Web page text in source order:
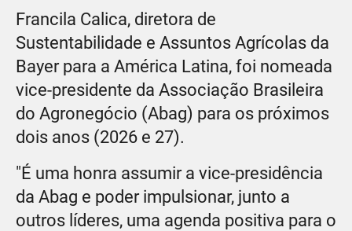
Francila Calica, diretora de
Sustentabilidade e Assuntos Agrícolas da
Bayer para a América Latina, foi nomeada
vice-presidente da Associação Brasileira
do Agronegócio (Abag) para os próximos
dois anos (2026 e 27).
"É uma honra assumir a vice-presidência
da Abag e poder impulsionar, junto a
outros líderes, uma agenda positiva para o